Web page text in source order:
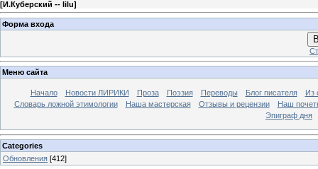
[И.Куберский -- lilu]
Форма входа
Меню сайта
Начало Новости ЛИРИКИ Проза Поэзия Переводы Блог писателя
Из
Словарь ложной этимологии
Наша мастерская Отзывы и рецензии
Наш
Эпиграф дня
Categories
Обновления [412]